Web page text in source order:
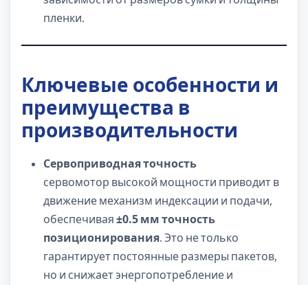
пленки.
Ключевые особенности и
преимущества в
производительности
Сервоприводная точность
сервомотор высокой мощности приводит в
движение механизм индексации и подачи,
обеспечивая±0.5 мм точность
позиционирования. Это не только
гарантирует постоянные размеры пакетов,
но и снижает энергопотребление и